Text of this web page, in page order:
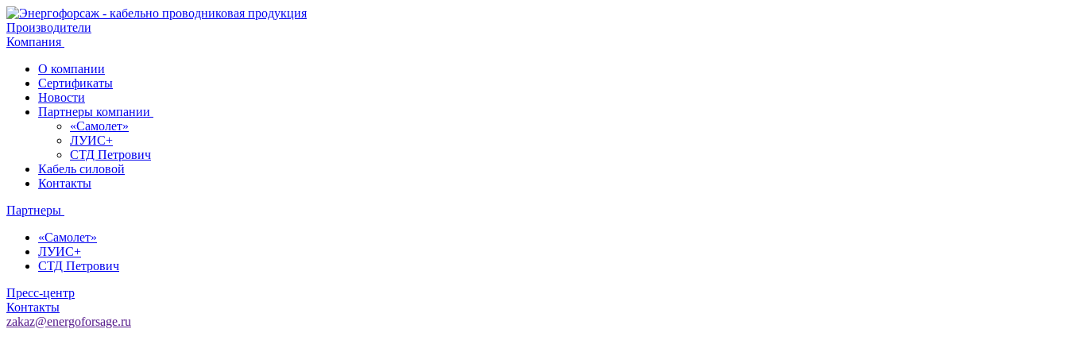
Производители
Компания
О компании
Сертификаты
Новости
Партнеры компании
«Самолет»
ЛУИС+
СТД Петрович
Кабель силовой
Контакты
Партнеры
«Самолет»
ЛУИС+
СТД Петрович
Пресс-центр
Контакты
zakaz@energoforsage.ru